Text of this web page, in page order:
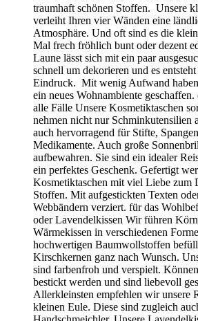
traumhaft schönen Stoffen. Unsere
verleiht Ihren vier Wänden eine
Atmosphäre. Und oft sind es die
Mal frech fröhlich bunt oder dezent
Laune lässt sich mit ein paar
schnell um dekorieren und es
Eindruck. Mit wenig Aufwand
ein neues Wohnambiente
alle Fälle Unsere Kosmetiktaschen
nehmen nicht nur Schminkutensilien
auch hervorragend für Stifte,
Medikamente. Auch große
aufbewahren. Sie sind ein idealer
ein perfektes Geschenk. Gefertigt
Kosmetiktaschen mit viel Liebe zum
Stoffen. Mit aufgestickten Texten
Webbändern verziert. für das
oder Lavendelkissen Wir führen
Wärmekissen in verschiedenen
hochwertigen Baumwollstoffen
Kirschkernen ganz nach Wunsch.
sind farbenfroh und verspielt.
bestickt werden und sind liebevoll
Allerkleinsten empfehlen wir unsere
kleinen Eule. Diese sind zugleich